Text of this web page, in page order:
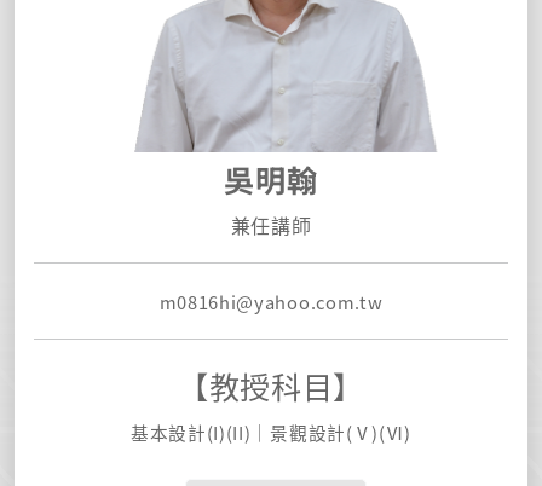
吳明翰
兼任講師
m0816hi@yahoo.com.tw
【教授科目】
基本設計(I)(II)｜景觀設計(Ⅴ)(Ⅵ)